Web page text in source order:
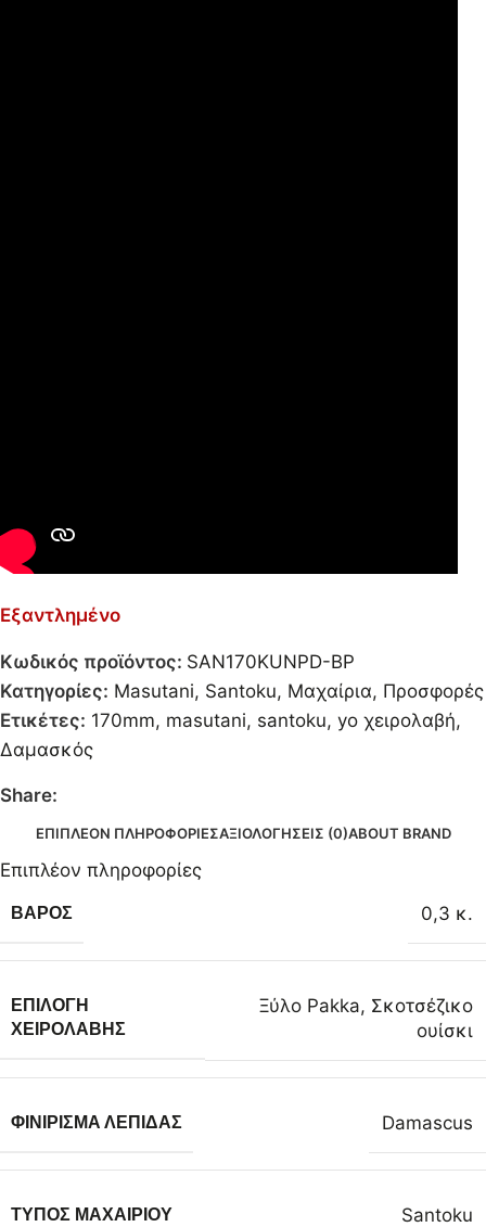
Εξαντλημένο
Κωδικός προϊόντος: SAN170KUNPD-BP
Κατηγορίες: Masutani, Santoku, Μαχαίρια, Προσφορές
Ετικέτες: 170mm, masutani, santoku, yo χειρολαβή,
Δαμασκός
Share:
ΕΠΙΠΛΈΟΝ ΠΛΗΡΟΦΟΡΊΕΣΑΞΙΟΛΟΓΉΣΕΙΣ (0)ABOUT BRAND
Επιπλέον πληροφορίες
ΒΆΡΟΣ 0,3 κ.
ΕΠΙΛΟΓΉ
ΧΕΙΡΟΛΑΒΉΣ
Ξύλο Pakka, Σκοτσέζικο
ουίσκι
ΦΙΝΊΡΙΣΜΑ ΛΕΠΊΔΑΣ Damascus
ΤΎΠΟΣ ΜΑΧΑΙΡΙΟΎ Santoku